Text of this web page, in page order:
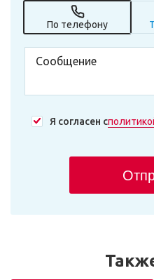
По телефону
Я согласен с